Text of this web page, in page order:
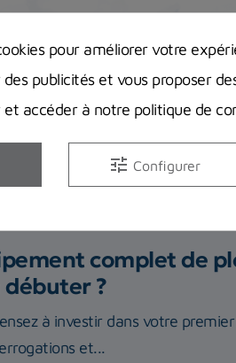
Avis clients
complet de
débuter ?
à investir dans votre
et...
pour améliorer votre
publicités et vous proposer
et accéder à notre politique de
tune Configurer